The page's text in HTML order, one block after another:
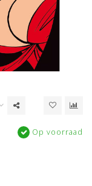
Op voorraad